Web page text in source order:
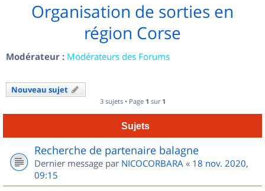
Organisation de sorties en
région Corse
Modérateur : Modérateurs des Forums
Nouveau sujet
3 sujets • Page 1 sur 1
Sujets
Recherche de partenaire balagne
Dernier message par NICOCORBARA « 18 nov. 2020,
09:15